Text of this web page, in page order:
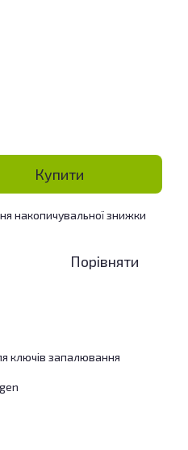
Купити
накопичувальної знижки
Порівняти
ключів запалювання